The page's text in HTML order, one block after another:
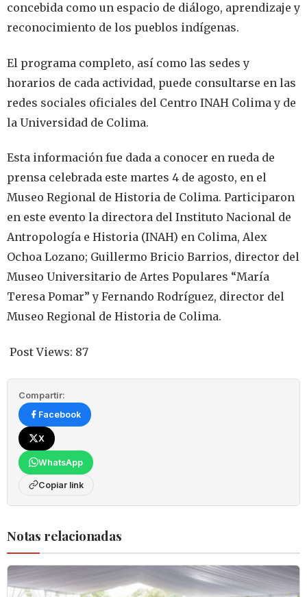
concebida como un espacio de diálogo, aprendizaje y
reconocimiento de los pueblos indígenas.
El programa completo, así como las sedes y
horarios de cada actividad, puede consultarse en las
redes sociales oficiales del Centro INAH Colima y de
la Universidad de Colima.
Esta información fue dada a conocer en rueda de
prensa celebrada este martes 4 de agosto, en el
Museo Regional de Historia de Colima. Participaron
en este evento la directora del Instituto Nacional de
Antropología e Historia (INAH) en Colima, Alex
Ochoa Lozano; Guillermo Bricio Barrios, director del
Museo Universitario de Artes Populares “María
Teresa Pomar” y Fernando Rodríguez, director del
Museo Regional de Historia de Colima.
Post Views: 87
Compartir:
Facebook
X
WhatsApp
Copiar link
Notas relacionadas